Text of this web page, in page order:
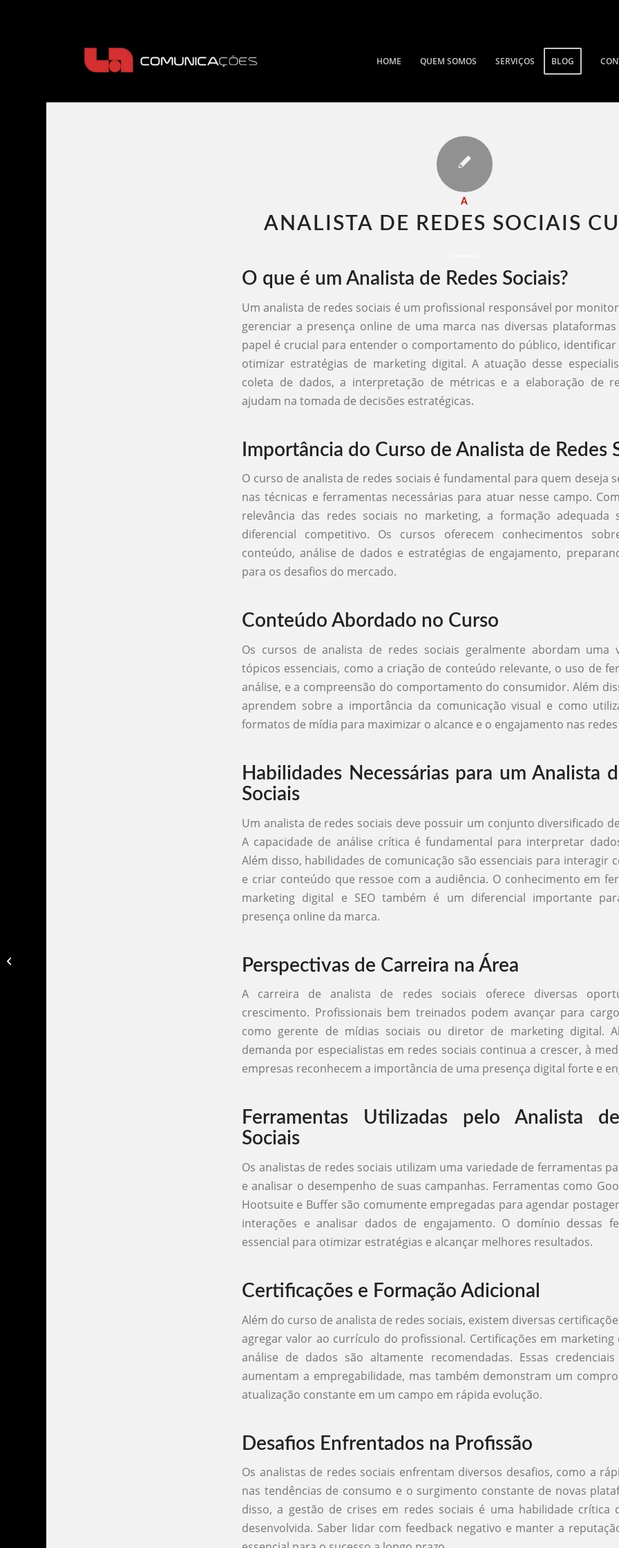
HOME QUEM SOMOS SERVIÇOS BLOG
A
ANALISTA DE REDES SOCIAIS
O que é um Analista de Redes Sociais?
Um analista de redes sociais é um profissional responsável por
gerenciar a presença online de uma marca nas diversas plataformas
papel é crucial para entender o comportamento do público, identificar
otimizar estratégias de marketing digital. A atuação desse
coleta de dados, a interpretação de métricas e a elaboração de
ajudam na tomada de decisões estratégicas.
Importância do Curso de Analista de Redes
O curso de analista de redes sociais é fundamental para quem deseja
nas técnicas e ferramentas necessárias para atuar nesse campo.
relevância das redes sociais no marketing, a formação adequada
diferencial competitivo. Os cursos oferecem conhecimentos
conteúdo, análise de dados e estratégias de engajamento,
para os desafios do mercado.
Conteúdo Abordado no Curso
Os cursos de analista de redes sociais geralmente abordam uma
tópicos essenciais, como a criação de conteúdo relevante, o uso de
análise, e a compreensão do comportamento do consumidor. Além
aprendem sobre a importância da comunicação visual e como
formatos de mídia para maximizar o alcance e o engajamento nas redes
Habilidades Necessárias para um Analista
Sociais
Um analista de redes sociais deve possuir um conjunto diversificado
A capacidade de análise crítica é fundamental para interpretar
Além disso, habilidades de comunicação são essenciais para interagir
e criar conteúdo que ressoe com a audiência. O conhecimento em
marketing digital e SEO também é um diferencial importante
presença online da marca.
Perspectivas de Carreira na Área
A carreira de analista de redes sociais oferece diversas
crescimento. Profissionais bem treinados podem avançar para
como gerente de mídias sociais ou diretor de marketing digital.
demanda por especialistas em redes sociais continua a crescer, à
empresas reconhecem a importância de uma presença digital forte e
Ferramentas Utilizadas pelo Analista
Sociais
Os analistas de redes sociais utilizam uma variedade de ferramentas
e analisar o desempenho de suas campanhas. Ferramentas como
Hootsuite e Buffer são comumente empregadas para agendar
interações e analisar dados de engajamento. O domínio dessas
essencial para otimizar estratégias e alcançar melhores resultados.
Certificações e Formação Adicional
Além do curso de analista de redes sociais, existem diversas
agregar valor ao currículo do profissional. Certificações em marketing
análise de dados são altamente recomendadas. Essas
aumentam a empregabilidade, mas também demonstram um
atualização constante em um campo em rápida evolução.
Desafios Enfrentados na Profissão
Os analistas de redes sociais enfrentam diversos desafios, como a
nas tendências de consumo e o surgimento constante de novas
disso, a gestão de crises em redes sociais é uma habilidade crítica
desenvolvida. Saber lidar com feedback negativo e manter a